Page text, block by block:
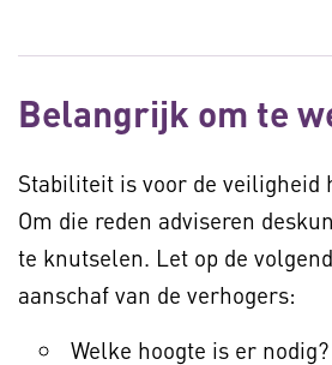
Belangrijk om te
Stabiliteit is voor de veiligheid
Om die reden adviseren
te knutselen. Let op de
aanschaf van de verhogers:
Welke hoogte is er